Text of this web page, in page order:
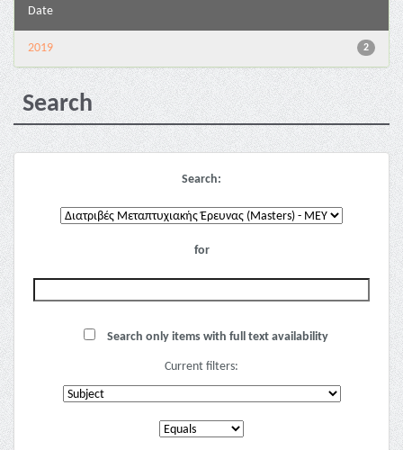
Date
2
2019
Search
Search:
for
Search only items with full text availability
Current filters: